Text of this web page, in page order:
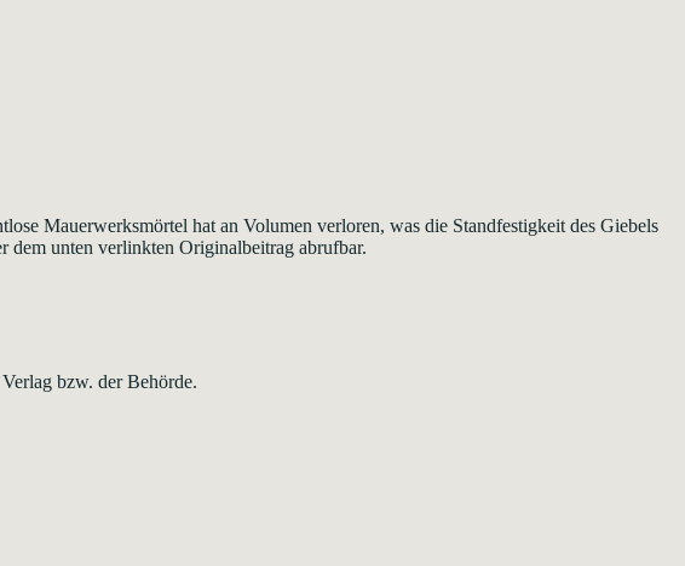
Mauerwerksmörtel hat an Volumen verloren, was die Standfestigkeit des Giebels
dem unten verlinkten Originalbeitrag abrufbar.
bzw. der Behörde.